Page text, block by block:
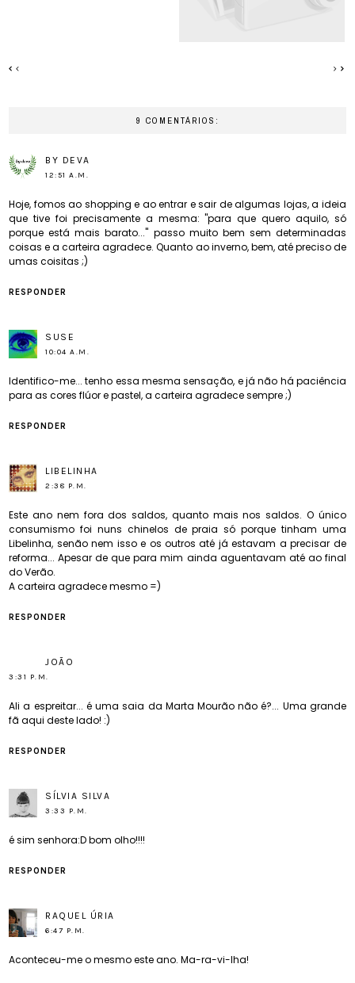
9 COMENTÁRIOS:
BY DEVA
12:51 A.M.
Hoje, fomos ao shopping e ao entrar e sair de algumas lojas, a ideia
que tive foi precisamente a mesma: "para que quero aquilo, só
porque está mais barato..." passo muito bem sem determinadas
coisas e a carteira agradece. Quanto ao inverno, bem, até preciso de
umas coisitas ;)
RESPONDER
SUSE
10:04 A.M.
Identifico-me... tenho essa mesma sensação, e já não há paciência
para as cores flúor e pastel, a carteira agradece sempre ;)
RESPONDER
LIBELINHA
2:38 P.M.
Este ano nem fora dos saldos, quanto mais nos saldos. O único
consumismo foi nuns chinelos de praia só porque tinham uma
Libelinha, senão nem isso e os outros até já estavam a precisar de
reforma... Apesar de que para mim ainda aguentavam até ao final
do Verão.
A carteira agradece mesmo =)
RESPONDER
JOÃO
3:31 P.M.
Ali a espreitar... é uma saia da Marta Mourão não é?... Uma grande
fã aqui deste lado! :)
RESPONDER
SÍLVIA SILVA
3:33 P.M.
é sim senhora:D bom olho!!!!
RESPONDER
RAQUEL ÚRIA
6:47 P.M.
Aconteceu-me o mesmo este ano. Ma-ra-vi-lha!